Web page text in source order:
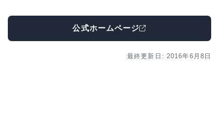
公式ホームページ
最終更新日: 2016年6月8日